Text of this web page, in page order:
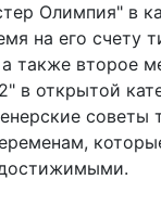
Олимпия" в
на его счету
также второе
в открытой
советы